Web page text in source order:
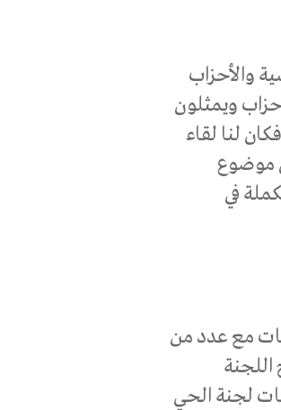
والأحزاب
ويمثلون
لنا لقاء
موضوع
في
مع عدد من
لجنة الحي